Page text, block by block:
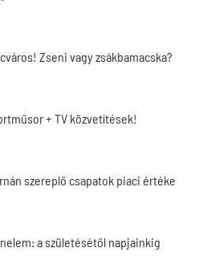
Zseni vagy zsákbamacska?
+ TV közvetítések!
szereplő csapatok piaci értéke
a születésétől napjainkig